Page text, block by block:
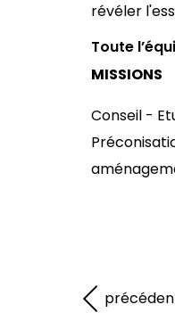
révéler
Toute
MISSIONS
Conseil -